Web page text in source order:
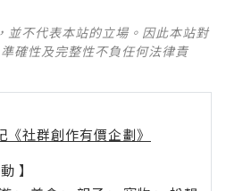
並不代表本站的立場。因此本站對
確性及完整性不負任何法律責
《社群創作有價企劃》
】